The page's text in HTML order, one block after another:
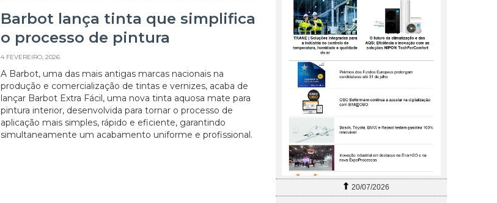
Barbot lança tinta que simplifica
o processo de pintura
4 FEVEREIRO, 2026
A Barbot, uma das mais antigas marcas nacionais na
produção e comercialização de tintas e vernizes, acaba de
lançar Barbot Extra Fácil, uma nova tinta aquosa mate para
pintura interior, desenvolvida para tornar o processo de
aplicação mais simples, rápido e eficiente, garantindo
simultaneamente um acabamento uniforme e profissional.
27/07/2026